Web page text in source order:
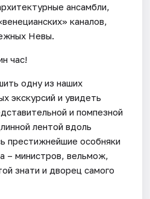
ансамбли,
каналов,
Невы.
час!
одну из наших
экскурсий и увидеть
и помпезной
лентой вдоль
престижнейшие особняки
– министров, вельмож,
знати и дворец самого